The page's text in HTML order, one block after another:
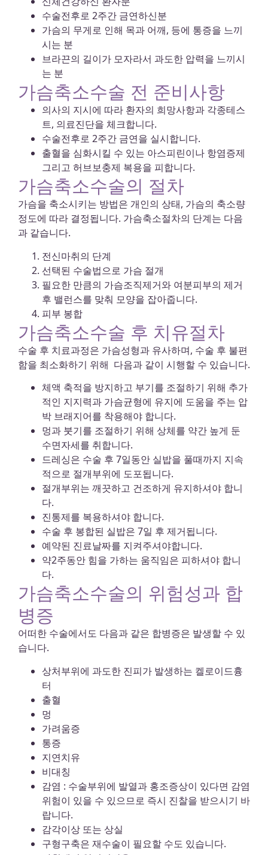
수술전후로 2주간 금연하신분
가슴의 무게로 인해 목과 어깨, 등에 통증을 느끼
시는 분
브라끈의 길이가 모자라서 과도한 압력을 느끼시
는 분
가슴축소수술 전 준비사항
의사의 지시에 따라 환자의 희망사항과 각종테스
트, 의료진단을 체크합니다.
수술전후로 2주간 금연을 실시합니다.
출혈을 심화시킬 수 있는 아스피린이나 항염증제
그리고 허브보충제 복용을 피합니다.
가슴축소수술의 절차
가슴을 축소시키는 방법은 개인의 상태, 가슴의 축소량
정도에 따라 결정됩니다. 가슴축소절차의 단계는 다음
과 같습니다.
전신마취의 단계
선택된 수술법으로 가슴 절개
필요한 만큼의 가슴조직제거와 여분피부의 제거
후 밸런스를 맞춰 모양을 잡아줍니다.
피부 봉합
가슴축소수술 후 치유절차
수술 후 치료과정은 가슴성형과 유사하며, 수술 후 불편
함을 최소화하기 위해 다음과 같이 시행할 수 있습니다.
체액 축적을 방지하고 부기를 조절하기 위해 추가
적인 지지력과 가슴균형에 유지에 도움을 주는 압
박 브래지어를 착용해야 합니다.
멍과 붓기를 조절하기 위해 상체를 약간 높게 둔
수면자세를 취합니다.
드레싱은 수술 후 7일동안 실밥을 풀때까지 지속
적으로 절개부위에 도포됩니다.
절개부위는 깨끗하고 건조하게 유지하셔야 합니
다.
진통제를 복용하셔야 합니다.
수술 후 봉합된 실밥은 7일 후 제거됩니다.
예약된 진료날짜를 지켜주셔야합니다.
약2주동안 힘을 가하는 움직임은 피하셔야 합니
다.
가슴축소수술의 위험성과 합
병증
어떠한 수술에서도 다음과 같은 합병증은 발생할 수 있
습니다.
상처부위에 과도한 진피가 발생하는 켈로이드흉
터
출혈
멍
가려움증
통증
지연치유
비대칭
감염 : 수술부위에 발열과 홍조증상이 있다면 감염
위험이 있을 수 있으므로 즉시 진찰을 받으시기 바
랍니다.
감각이상 또는 상실
구형구축은 재수술이 필요할 수도 있습니다.